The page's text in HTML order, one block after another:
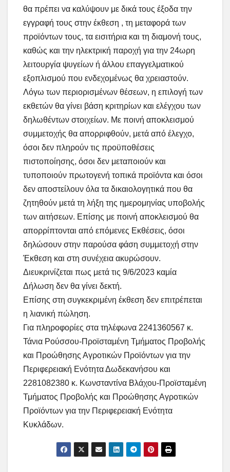
θα πρέπει να καλύψουν με δικά τους έξοδα την
εγγραφή τους στην έκθεση , τη μεταφορά των
προϊόντων τους, τα εισιτήρια και τη διαμονή τους,
καθώς και την ηλεκτρική παροχή για την 24ωρη
λειτουργία ψυγείων ή άλλου επαγγελματικού
εξοπλισμού που ενδεχομένως θα χρειαστούν.
Λόγω των περιορισμένων θέσεων, η επιλογή των
εκθετών θα γίνει βάση κριτηρίων και ελέγχου των
δηλωθέντων στοιχείων. Με ποινή αποκλεισμού
συμμετοχής θα απορριφθούν, μετά από έλεγχο,
όσοι δεν πληρούν τις προϋποθέσεις
πιστοποίησης, όσοι δεν μεταποιούν και
τυποποιούν πρωτογενή τοπικά προϊόντα και όσοι
δεν αποστείλουν όλα τα δικαιολογητικά που θα
ζητηθούν μετά τη λήξη της ημερομηνίας υποβολής
των αιτήσεων. Επίσης με ποινή αποκλεισμού θα
απορρίπτονται από επόμενες Εκθέσεις, όσοι
δηλώσουν στην παρούσα φάση συμμετοχή στην
Έκθεση και στη συνέχεια ακυρώσουν.
Διευκρινίζεται πως μετά τις 9/6/2023 καμία
Δήλωση δεν θα γίνει δεκτή.
Επίσης στη συγκεκριμένη έκθεση δεν επιτρέπεται
η λιανική πώληση.
Για πληροφορίες στα τηλέφωνα 2241360567 κ.
Τάνια Ρούσσου-Προϊσταμένη Τμήματος Προβολής
και Προώθησης Αγροτικών Προϊόντων για την
Περιφερειακή Ενότητα Δωδεκανήσου και
2281082380 κ. Κωνσταντίνα Βλάχου-Προϊσταμένη
Τμήματος Προβολής και Προώθησης Αγροτικών
Προϊόντων για την Περιφερειακή Ενότητα
Κυκλάδων.